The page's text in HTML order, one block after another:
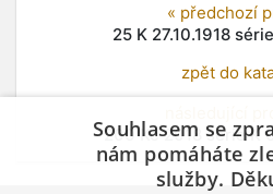
« předchozí
25 K 27.10.1918
zpět do
200 Kč 2018 série K
Souhlasem se
nám pomáháte
služby.